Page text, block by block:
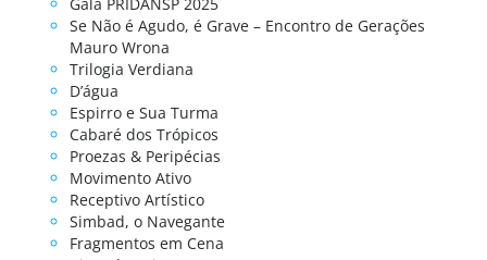
Se Não é Agudo, é Grave – Encontro de Gerações
Mauro Wrona
Trilogia Verdiana
D’água
Espirro e Sua Turma
Cabaré dos Trópicos
Proezas & Peripécias
Movimento Ativo
Receptivo Artístico
Simbad, o Navegante
Fragmentos em Cena